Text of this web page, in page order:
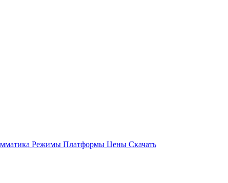
Режимы Платформы Цены Скачать